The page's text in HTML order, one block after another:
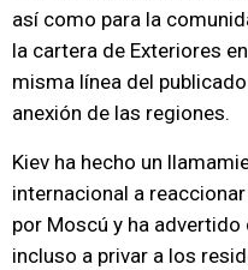
así como para la
la cartera de Exteriores
misma línea del
anexión de las regiones.
Kiev ha hecho un
internacional a
por Moscú y ha
incluso a privar a los